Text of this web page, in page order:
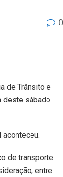
0
de Trânsito e
deste sábado
de transporte
entre